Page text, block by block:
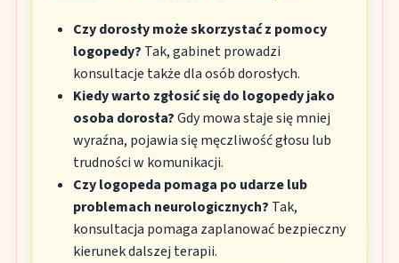
Czy dorosły może skorzystać z pomocy
logopedy? Tak, gabinet prowadzi
konsultacje także dla osób dorosłych.
Kiedy warto zgłosić się do logopedy jako
osoba dorosła?Gdy mowa staje się mniej
wyraźna, pojawia się męczliwość głosu lub
trudności w komunikacji.
Czy logopeda pomaga po udarze lub
problemach neurologicznych? Tak,
konsultacja pomaga zaplanować bezpieczny
kierunek dalszej terapii.